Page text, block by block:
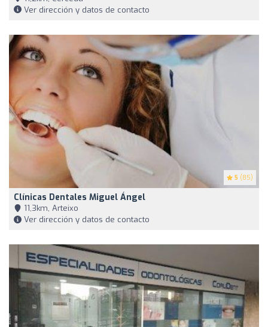
Ver dirección y datos de contacto
5 (85)
Clínicas Dentales Miguel Ángel
11,3km, Arteixo
Ver dirección y datos de contacto